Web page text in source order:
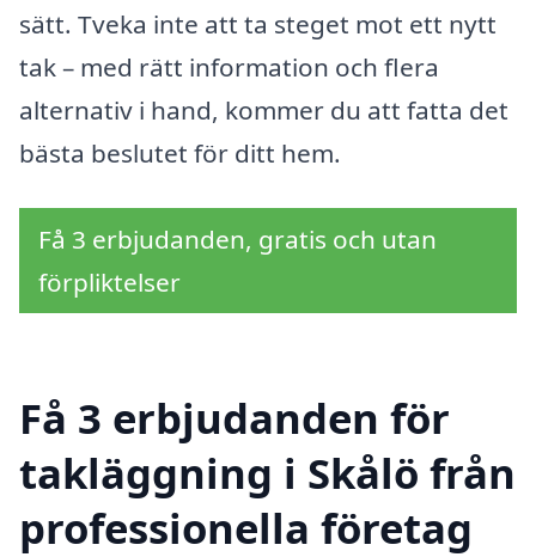
sätt. Tveka inte att ta steget mot ett nytt
tak – med rätt information och flera
alternativ i hand, kommer du att fatta det
bästa beslutet för ditt hem.
Få 3 erbjudanden, gratis och utan
förpliktelser
Få 3 erbjudanden för
takläggning i Skålö från
professionella företag